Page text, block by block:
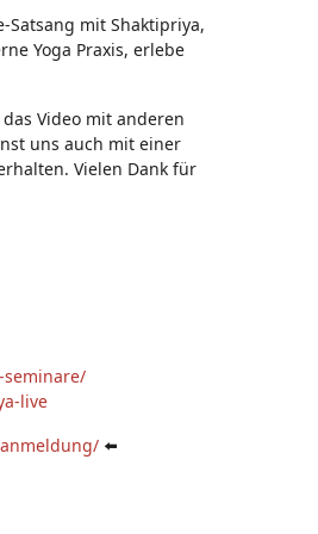
mit Shaktipriya,
Yoga Praxis, erlebe
Video mit anderen
uns auch mit einer
Vielen Dank für
seminare/
live
⬅️